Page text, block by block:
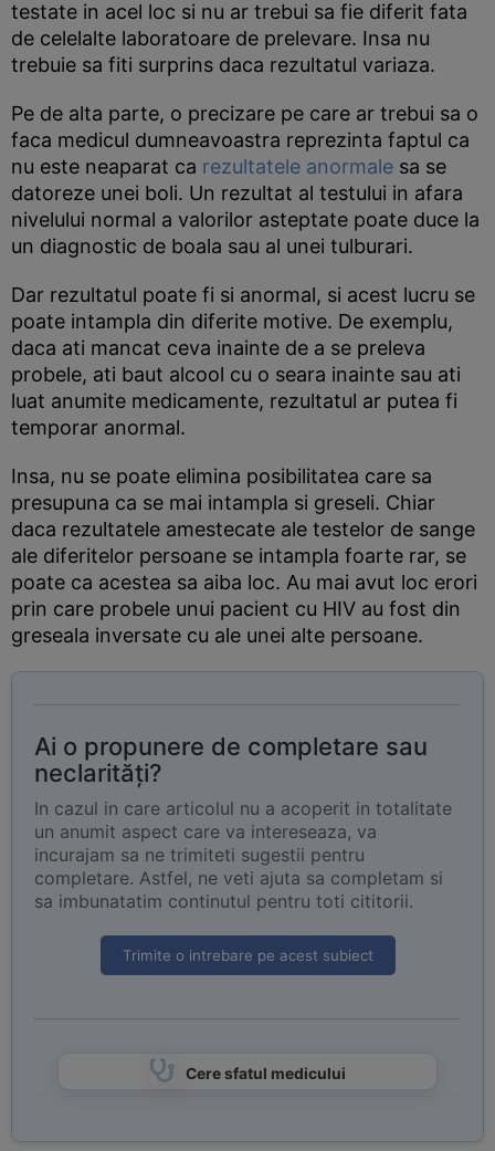
testate in acel loc si nu ar trebui sa fie diferit fata
de celelalte laboratoare de prelevare. Insa nu
trebuie sa fiti surprins daca rezultatul variaza.
Pe de alta parte, o precizare pe care ar trebui sa o
faca medicul dumneavoastra reprezinta faptul ca
nu este neaparat ca rezultatele anormale sa se
datoreze unei boli. Un rezultat al testului in afara
nivelului normal a valorilor asteptate poate duce la
un diagnostic de boala sau al unei tulburari.
Dar rezultatul poate fi si anormal, si acest lucru se
poate intampla din diferite motive. De exemplu,
daca ati mancat ceva inainte de a se preleva
probele, ati baut alcool cu o seara inainte sau ati
luat anumite medicamente, rezultatul ar putea fi
temporar anormal.
Insa, nu se poate elimina posibilitatea care sa
presupuna ca se mai intampla si greseli. Chiar
daca rezultatele amestecate ale testelor de sange
ale diferitelor persoane se intampla foarte rar, se
poate ca acestea sa aiba loc. Au mai avut loc erori
prin care probele unui pacient cu HIV au fost din
greseala inversate cu ale unei alte persoane.
Ai o propunere de completare sau
neclarități?
In cazul in care articolul nu a acoperit in totalitate
un anumit aspect care va intereseaza, va
incurajam sa ne trimiteti sugestii pentru
completare. Astfel, ne veti ajuta sa completam si
sa imbunatatim continutul pentru toti cititorii.
Trimite o intrebare pe acest subiect
Cere sfatul medicului